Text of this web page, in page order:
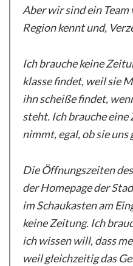
Aber wir sind ein Team
Region kennt und,
Ich brauche keine
klasse findet, weil sie
ihn scheiße findet,
steht. Ich brauche
nimmt, egal, ob sie
Die Öffnungszeiten
der Homepage der
im Schaukasten am
keine Zeitung. Ich
ich wissen will, dass
weil gleichzeitig das